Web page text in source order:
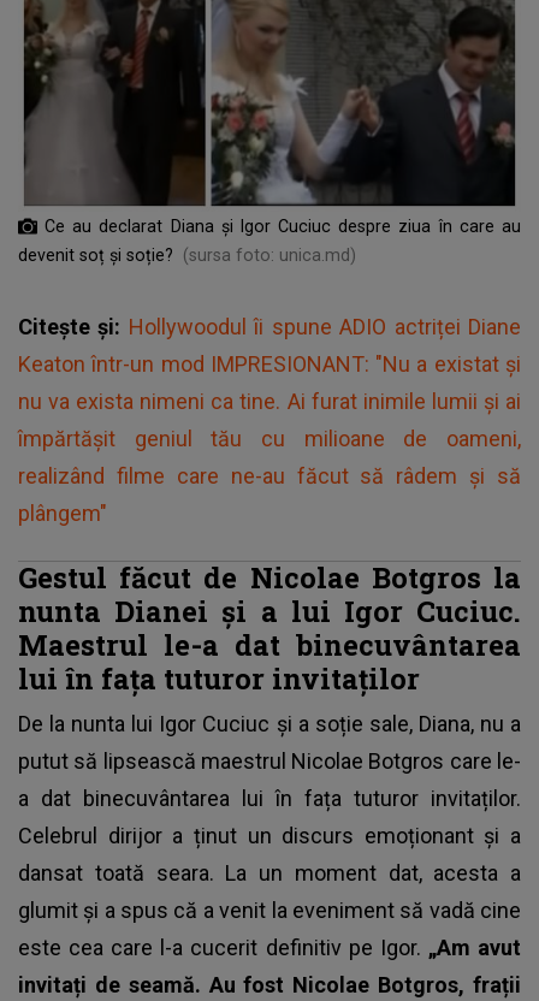
Ce au declarat Diana și Igor Cuciuc despre ziua în care au
devenit soț și soție?
(sursa foto: unica.md)
Citește și: Hollywoodul îi spune ADIO actriței Diane
Keaton într-un mod IMPRESIONANT: "Nu a existat şi
nu va exista nimeni ca tine. Ai furat inimile lumii şi ai
împărtăşit geniul tău cu milioane de oameni,
realizând filme care ne-au făcut să râdem şi să
plângem"
Gestul făcut de Nicolae Botgros la
nunta Dianei și a lui Igor Cuciuc.
Maestrul le-a dat binecuvântarea
lui în fața tuturor invitaților
De la nunta lui Igor Cuciuc și a soție sale, Diana, nu a
putut să lipsească maestrul Nicolae Botgros care le-
a dat binecuvântarea lui în fața tuturor invitaților.
Celebrul dirijor a ținut un discurs emoționant și a
dansat toată seara. La un moment dat, acesta a
glumit și a spus că a venit la eveniment să vadă cine
este cea care l-a cucerit definitiv pe Igor. „Am avut
invitați de seamă. Au fost Nicolae Botgros, frații